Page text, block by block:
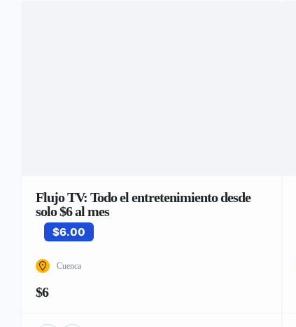
Flujo TV: Todo el entretenimiento desde
solo $6 al mes
$6.00
Cuenca
$6